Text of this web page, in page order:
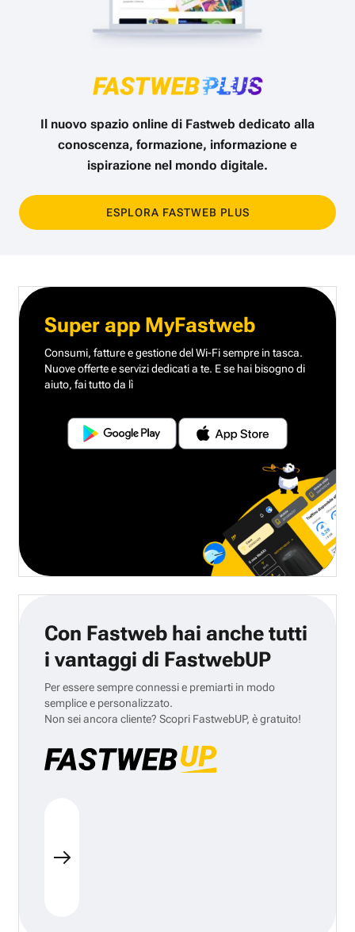
Il nuovo spazio online di Fastweb dedicato alla
conoscenza, formazione, informazione e
ispirazione nel mondo digitale.
ESPLORA FASTWEB PLUS
Super app MyFastweb
Consumi, fatture e gestione del Wi-Fi sempre in tasca.
Nuove offerte e servizi dedicati a te. E se hai bisogno di
aiuto, fai tutto da lì
Con Fastweb hai anche tutti
i vantaggi di FastwebUP
Per essere sempre connessi e premiarti in modo
semplice e personalizzato.
Non sei ancora cliente? Scopri FastwebUP, è gratuito!